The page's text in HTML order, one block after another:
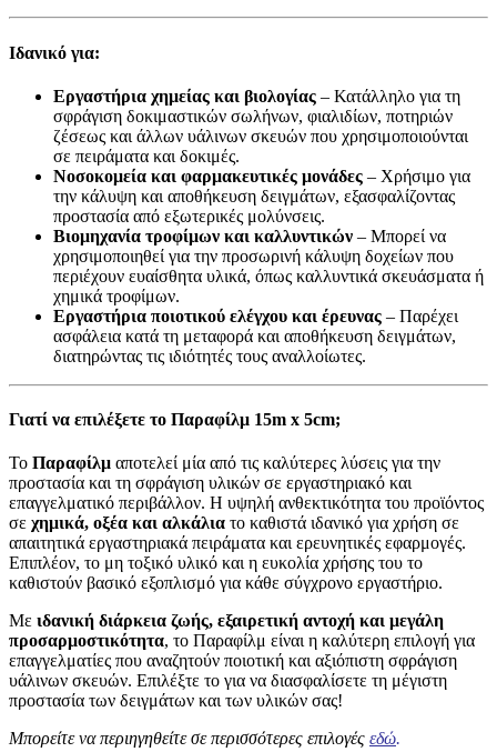
Ιδανικό για:
Εργαστήρια χημείας και βιολογίας – Κατάλληλο για τη
σφράγιση δοκιμαστικών σωλήνων, φιαλιδίων, ποτηριών
ζέσεως και άλλων υάλινων σκευών που χρησιμοποιούνται
σε πειράματα και δοκιμές.
Νοσοκομεία και φαρμακευτικές μονάδες – Χρήσιμο για
την κάλυψη και αποθήκευση δειγμάτων, εξασφαλίζοντας
προστασία από εξωτερικές μολύνσεις.
Βιομηχανία τροφίμων και καλλυντικών – Μπορεί να
χρησιμοποιηθεί για την προσωρινή κάλυψη δοχείων που
περιέχουν ευαίσθητα υλικά, όπως καλλυντικά σκευάσματα ή
χημικά τροφίμων.
Εργαστήρια ποιοτικού ελέγχου και έρευνας – Παρέχει
ασφάλεια κατά τη μεταφορά και αποθήκευση δειγμάτων,
διατηρώντας τις ιδιότητές τους αναλλοίωτες.
Γιατί να επιλέξετε το Παραφίλμ 15m x 5cm;
Το Παραφίλμ αποτελεί μία από τις καλύτερες λύσεις για την
προστασία και τη σφράγιση υλικών σε εργαστηριακό και
επαγγελματικό περιβάλλον. Η υψηλή ανθεκτικότητα του προϊόντος
σε χημικά, οξέα και αλκάλια το καθιστά ιδανικό για χρήση σε
απαιτητικά εργαστηριακά πειράματα και ερευνητικές εφαρμογές.
Επιπλέον, το μη τοξικό υλικό και η ευκολία χρήσης του το
καθιστούν βασικό εξοπλισμό για κάθε σύγχρονο εργαστήριο.
Με ιδανική διάρκεια ζωής, εξαιρετική αντοχή και μεγάλη
προσαρμοστικότητα, το Παραφίλμ είναι η καλύτερη επιλογή για
επαγγελματίες που αναζητούν ποιοτική και αξιόπιστη σφράγιση
υάλινων σκευών. Επιλέξτε το για να διασφαλίσετε τη μέγιστη
προστασία των δειγμάτων και των υλικών σας!
Μπορείτε να περιηγηθείτε σε περισσότερες επιλογές εδώ.